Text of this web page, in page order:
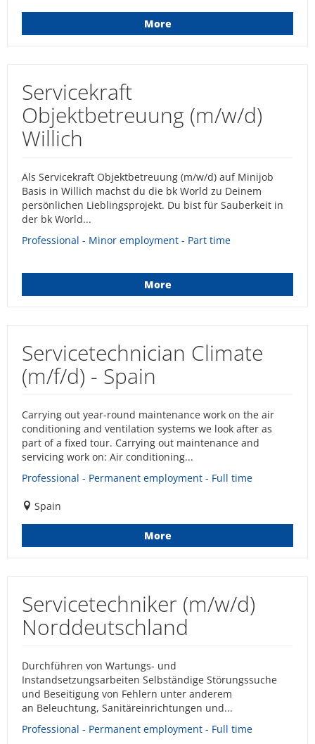
More
Servicekraft
Objektbetreuung (m/w/d)
Willich
Als Servicekraft Objektbetreuung (m/w/d) auf Minijob
Basis in Willich machst du die bk World zu Deinem
persönlichen Lieblingsprojekt. Du bist für Sauberkeit in
der bk World...
Professional - Minor employment - Part time
More
Servicetechnician Climate
(m/f/d) - Spain
Carrying out year-round maintenance work on the air
conditioning and ventilation systems we look after as
part of a fixed tour. Carrying out maintenance and
servicing work on: Air conditioning...
Professional - Permanent employment - Full time
Spain
More
Servicetechniker (m/w/d)
Norddeutschland
Durchführen von Wartungs- und
Instandsetzungsarbeiten Selbständige Störungssuche
und Beseitigung von Fehlern unter anderem
an Beleuchtung, Sanitäreinrichtungen und...
Professional - Permanent employment - Full time